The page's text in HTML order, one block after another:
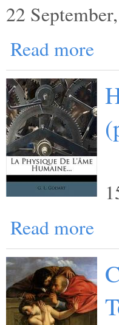
22
Read more
Read more